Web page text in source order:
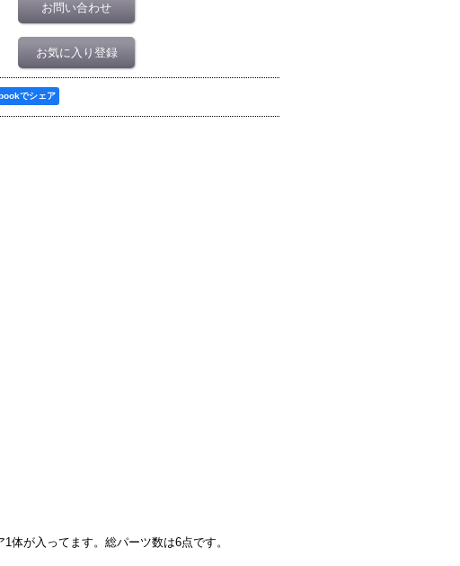
お問い合わせ
お気に入り登録
でシェア
が入ってます。総パーツ数は6点です。